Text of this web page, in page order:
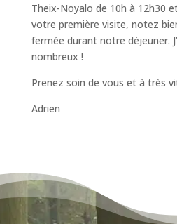
Theix-Noyalo de 10h à 12h30
votre première visite, notez
fermée durant notre déjeuner.
nombreux !
Prenez soin de vous et à très
Adrien